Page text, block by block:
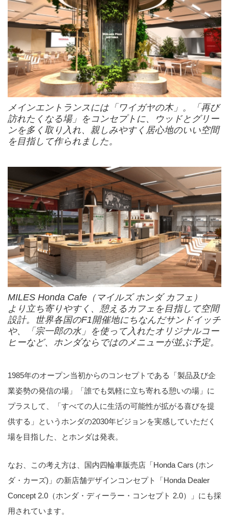
メインエントランスには「ワイガヤの木」。「再び
訪れたくなる場」をコンセプトに、ウッドとグリー
ンを多く取り入れ、親しみやすく居心地のいい空間
を目指して作られました。
MILES Honda Cafe（マイルズ ホンダ カフェ）
より立ち寄りやすく、憩えるカフェを目指して空間
設計。世界各国のF1開催地にちなんだサンドイッチ
や、「宗一郎の水」を使って入れたオリジナルコー
ヒーなど、ホンダならではのメニューが並ぶ予定。
1985年のオープン当初からのコンセプトである「製品及び企
業姿勢の発信の場」「誰でも気軽に立ち寄れる憩いの場」に
プラスして、「すべての人に生活の可能性が拡がる喜びを提
供する」というホンダの2030年ビジョンを実感していただく
場を目指した、とホンダは発表。
なお、この考え方は、国内四輪車販売店「Honda Cars (ホン
ダ・カーズ)」の新店舗デザインコンセプト「Honda Dealer
Concept 2.0（ホンダ・ディーラー・コンセプト 2.0）」にも採
用されています。